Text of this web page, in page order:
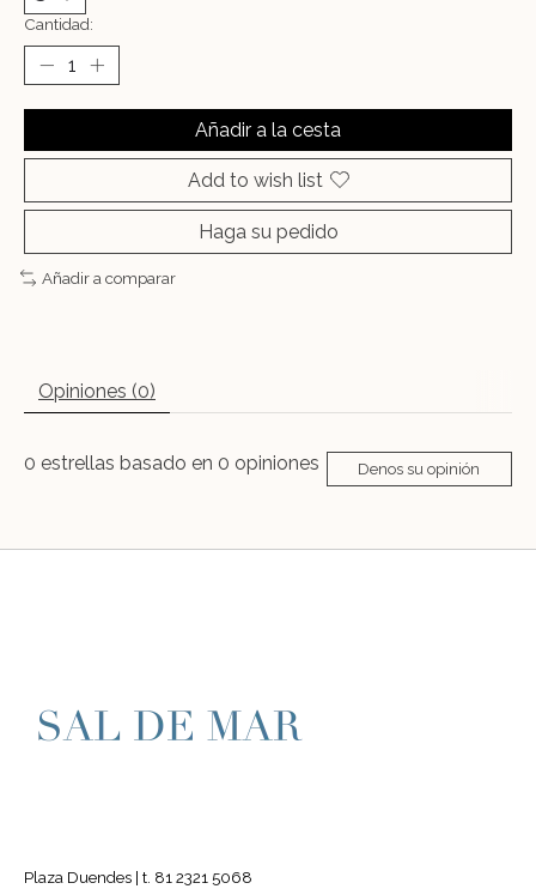
Cantidad:
Añadir a la cesta
Add to wish list
Haga su pedido
Añadir a comparar
Opiniones (0)
0 estrellas basado en 0 opiniones Denos su opinión
Plaza Duendes | t. 81 2321 5068